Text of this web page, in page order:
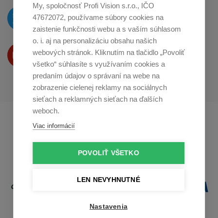
My, spoločnosť Profi Vision s.r.o., IČO
47672072, používame súbory cookies na
zaistenie funkčnosti webu a s vaším súhlasom
o. i. aj na personalizáciu obsahu našich
webových stránok. Kliknutím na tlačidlo „Povoliť
všetko“ súhlasíte s využívaním cookies a
predaním údajov o správaní na webe na
zobrazenie cielenej reklamy na sociálnych
sieťach a reklamných sieťach na ďalších
weboch.
Viac informácií
POVOLIŤ VŠETKO
LEN NEVYHNUTNÉ
Nastavenia
O novinkách píšeme
naTwitteri
Produkty Vám predstavujeme
na Youtube
Profikuchař.cz